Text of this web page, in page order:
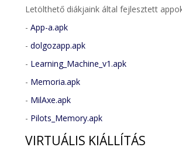
Letölthető diákjaink által fejlesztett
-App-a.apk
-dolgozapp.apk
- Learning_Machine_v1.apk
- Memoria.apk
- MilAxe.apk
- Pilots_Memory.apk
VIRTUÁLIS KIÁLLÍTÁS